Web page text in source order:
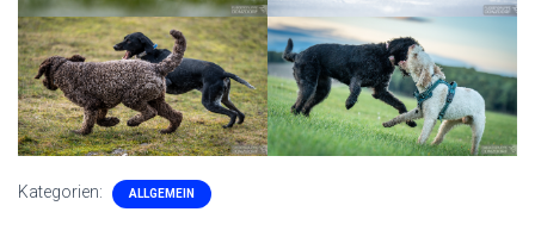
Kategorien: ALLGEMEIN